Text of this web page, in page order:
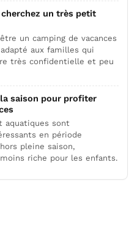
un très petit
un camping de vacances
aux familles qui
très confidentielle et peu
saison pour profiter
aquatiques sont
en période
pleine saison,
riche pour les enfants.